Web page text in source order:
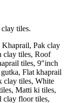
tiles.
Pak clay
clay tiles, Roof
tiles, 9″inch
Flat khaprail
clay tiles, White
Matti ki tiles,
clay floor tiles,